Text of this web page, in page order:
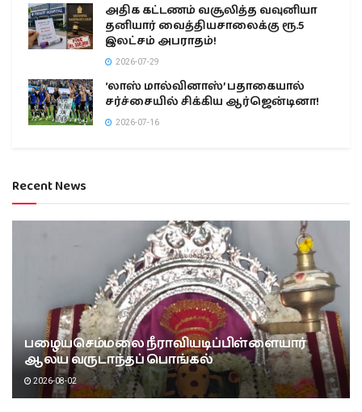
அதிக கட்டணம் வசூலித்த வவுனியா
தனியார் வைத்தியசாலைக்கு ரூ.5
இலட்சம் அபராதம்!
2026-07-29
‘லாஸ் மால்வினாஸ்’ பதாகையால்
சர்ச்சையில் சிக்கிய ஆர்ஜென்டினா!
2026-07-16
Recent News
பழையசெம்மலை நீராவியடிப்பிள்ளையார்
ஆலய வருடாந்தப் பொங்கல்
2026-08-02